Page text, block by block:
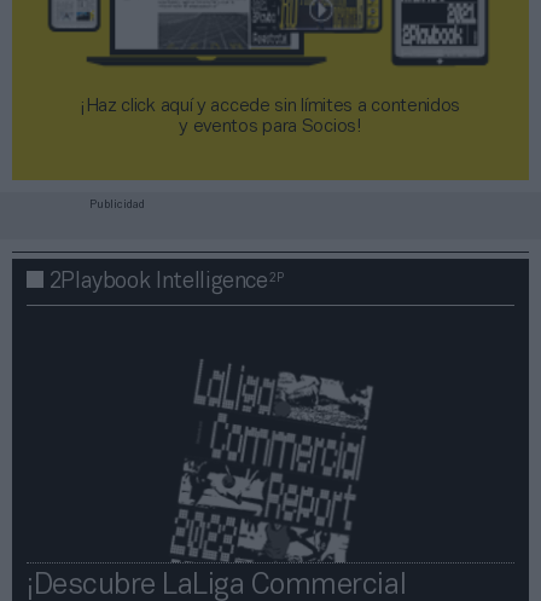
¡Haz click aquí y accede sin límites a contenidos
y eventos para Socios!​​​​​​​
Publicidad
2Playbook Intelligence2P
¡Descubre LaLiga Commercial